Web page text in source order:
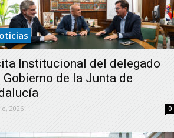
Institucional del delegado
Gobierno de la Junta de
2026 0